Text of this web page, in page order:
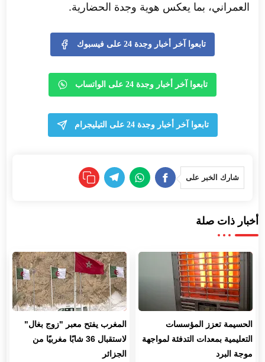
العمراني، بما يعكس هوية وجدة الحضارية.
تابعوا آخر أخبار وجدة 24 على فيسبوك
تابعوا آخر أخبار وجدة 24 على الواتساب
تابعوا آخر أخبار وجدة 24 على التيليجرام
شارك الخبر على
أخبار ذات صلة
الحسيمة تعزز المؤسسات
التعليمية بمعدات التدفئة لمواجهة
موجة البرد
المغرب يفتح معبر "زوج بغال"
لاستقبال 36 شابًا مغربيًا من
الجزائر